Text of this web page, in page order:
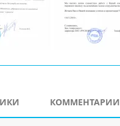
PHP ">
КОММЕНТАРИИ